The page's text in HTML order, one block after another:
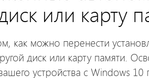
или карту
как можно перенести
диск или карту памяти.
устройства с Windows